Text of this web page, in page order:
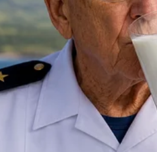
STIŽE PRILIKA
ulazite u mnogo bolji period.
vrijeme često imali osjećaj da
kada će se vaš rad konačno
veoma zanimljive